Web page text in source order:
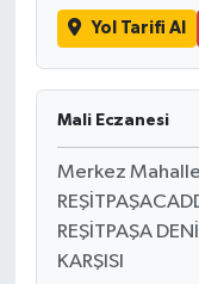
Yol Tarifi Al
Mali Eczanesi
Merkez
REŞİTPAŞA
KARŞISI